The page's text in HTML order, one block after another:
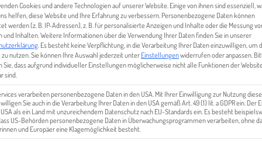
STEIRISCHER KREN ALS
Cookies und andere Technologien auf unserer Website. Einige von ihnen sind essenziell,
helfen, diese Website und Ihre Erfahrung zu verbessern. Personenbezogene Daten können
werden (z. B. IP-Adressen), z. B. für personalisierte Anzeigen und Inhalte oder die Messung
und Inhalten. Weitere Informationen über die Verwendung Ihrer Daten finden Sie in unserer
Es besteht keine Verpflichtung, in die Verarbeitung Ihrer Daten einzuwilligen, um
nutzen. Sie können Ihre Auswahl jederzeit unterEinstellungenwiderrufen oder anpassen.
Sie, dass aufgrund individueller Einstellungen möglicherweise nicht alle Funktionen der Website
sind.
verarbeiten personenbezogene Daten in den USA. Mit Ihrer Einwilligung zur Nutzung
Sie auch in die Verarbeitung Ihrer Daten in den USA gemäß Art. 49 (1) lit. a GDPR ein. Der
als ein Land mit unzureichendem Datenschutz nach EU-Standards ein. Es besteht
US-Behörden personenbezogene Daten in Überwachungsprogrammen verarbeiten, ohne
und Europäer eine Klagemöglichkeit besteht.